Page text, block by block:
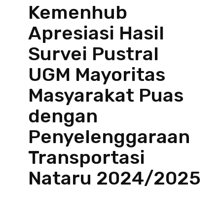
Kemenhub
Apresiasi Hasil
Survei Pustral
UGM Mayoritas
Masyarakat Puas
dengan
Penyelenggaraan
Transportasi
Nataru 2024/2025